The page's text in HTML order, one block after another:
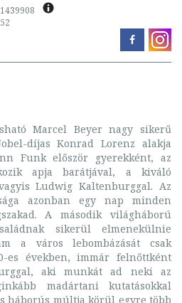
Marcel Beyer nagy sikerű
díjas Konrad Lorenz alakja
Funk először gyerekként, az
apja barátjával, a kiváló
Ludwig Kaltenburggal. Az
azonban egy nap minden
A második világháború
sikerül elmenekülnie
a város lebombázását csak
években, immár felnőttként
aki munkát ad neki az
madártani kutatásokkal
háborús múltja körül egyre több